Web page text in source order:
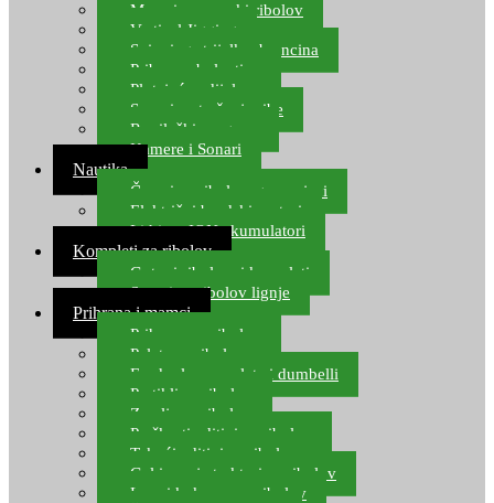
Mamci za morski ribolov
Vertical Jigging
Spinning strijelke, brancina
Pribor za bolentino
Plutajuća odijela
Sonari za traženje ribe
Ronilački program
Kamere i Sonari
Nautika
Čamci za ribolov, gumenjaci
Električni brodski motori
Lithium ION akumulatori
Kompleti za ribolov
Gotovi ribolovni kompleti
Setovi za ribolov lignje
Prihrana i mamci
Prihrana za ribolov
Pelete za ribolov
Feeder lovne pelete i dumbelli
Partikli za ribolov
Zemlja za ribolov
Praškasti aditivi za ribolov
Tekući aditivi za ribolov
Gel i sprej atraktori za ribolov
Lovni kukuruz za ribolov